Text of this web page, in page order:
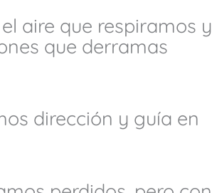
aire que respiramos y
que derramas
dirección y guía en